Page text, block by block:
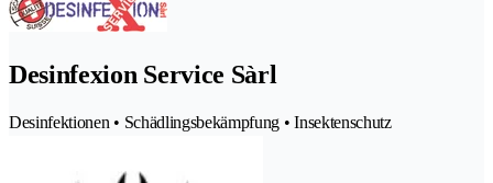
Desinfexion Service Sàrl
Desinfektionen • Schädlingsbekämpfung • Insektenschutz